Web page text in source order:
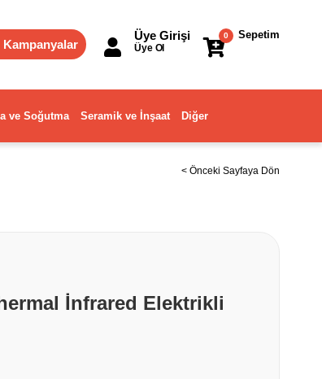
Kampanyalar
Sepetim
0
Üye Girişi
Üye Ol
ve Soğutma Seramik ve İnşaat Diğer
< Önceki Sayfaya Dön
İnfrared Elektrikli